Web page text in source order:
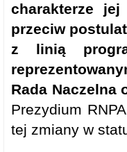
charakterze jej
przeciw
z linią
Rada Naczelna
Prezydium
tej zmiany w